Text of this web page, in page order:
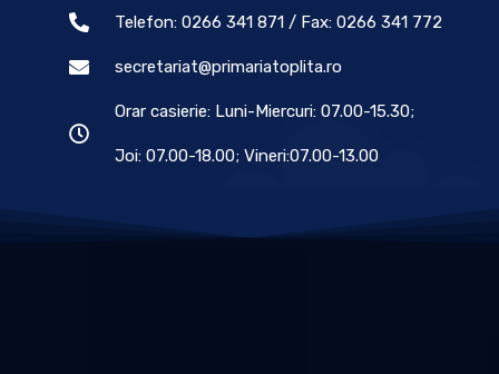
Telefon: 0266 341 871 / Fax: 0266 341 772
secretariat@primariatoplita.ro
Orar casierie: Luni-Miercuri: 07.00-15.30;
Joi: 07.00-18.00; Vineri:07.00-13.00